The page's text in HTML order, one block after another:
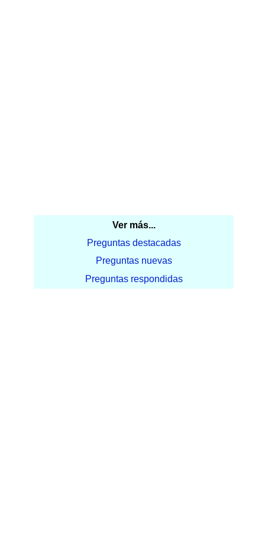
Ver más...
Preguntas destacadas
Preguntas nuevas
Preguntas respondidas